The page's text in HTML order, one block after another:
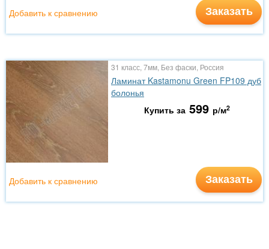
Заказать
Добавить к сравнению
31 класс, 7мм, Без фаски, Россия
Ламинат Kastamonu Green FP109 дуб
болонья
Купить за 599 р/м2
Заказать
Добавить к сравнению